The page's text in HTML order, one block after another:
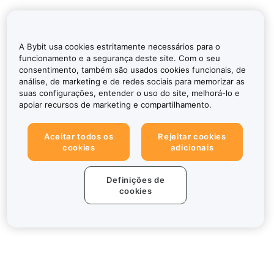
A Bybit usa cookies estritamente necessários para o
funcionamento e a segurança deste site. Com o seu
consentimento, também são usados cookies funcionais, de
análise, de marketing e de redes sociais para memorizar as
suas configurações, entender o uso do site, melhorá-lo e
apoiar recursos de marketing e compartilhamento.
Aceitar todos os
cookies
Rejeitar cookies
adicionais
Definições de
cookies